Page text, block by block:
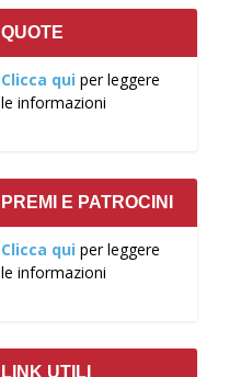
QUOTE
Clicca qui per leggere
le informazioni
PREMI E PATROCINI
Clicca qui per leggere
le informazioni
LINK UTILI